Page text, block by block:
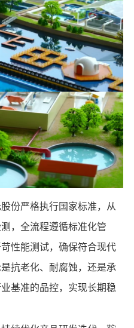
份严格执行国家标准，从
，全流程遵循标准化管
性能测试，确保符合现代
抗老化、耐腐蚀，还是承
基准的品控，实现长期稳